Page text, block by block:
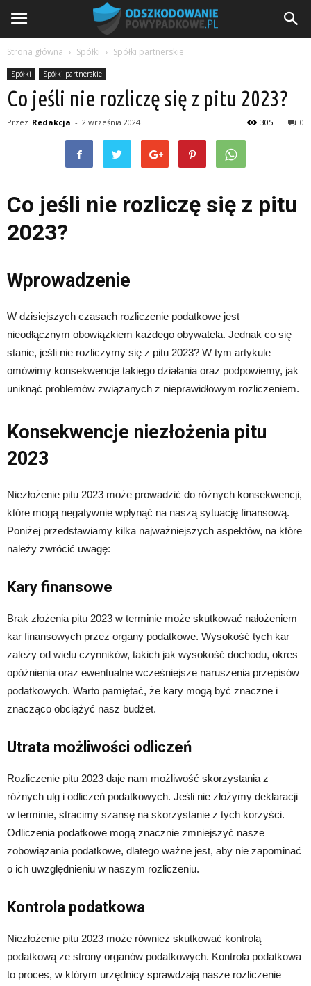
Strona główna Spółki Spółki partnerskie
Spółki Spółki partnerskie
Co jeśli nie rozliczę się z pitu 2023?
Przez Redakcja - 2 września 2024 0
305
Co jeśli nie rozliczę się z pitu
2023?
Wprowadzenie
W dzisiejszych czasach rozliczenie podatkowe jest
nieodłącznym obowiązkiem każdego obywatela. Jednak co się
stanie, jeśli nie rozliczymy się z pitu 2023? W tym artykule
omówimy konsekwencje takiego działania oraz podpowiemy, jak
uniknąć problemów związanych z nieprawidłowym rozliczeniem.
Konsekwencje niezłożenia pitu
2023
Niezłożenie pitu 2023 może prowadzić do różnych konsekwencji,
które mogą negatywnie wpłynąć na naszą sytuację finansową.
Poniżej przedstawiamy kilka najważniejszych aspektów, na które
należy zwrócić uwagę:
Kary finansowe
Brak złożenia pitu 2023 w terminie może skutkować nałożeniem
kar finansowych przez organy podatkowe. Wysokość tych kar
zależy od wielu czynników, takich jak wysokość dochodu, okres
opóźnienia oraz ewentualne wcześniejsze naruszenia przepisów
podatkowych. Warto pamiętać, że kary mogą być znaczne i
znacząco obciążyć nasz budżet.
Utrata możliwości odliczeń
Rozliczenie pitu 2023 daje nam możliwość skorzystania z
różnych ulg i odliczeń podatkowych. Jeśli nie złożymy deklaracji
w terminie, stracimy szansę na skorzystanie z tych korzyści.
Odliczenia podatkowe mogą znacznie zmniejszyć nasze
zobowiązania podatkowe, dlatego ważne jest, aby nie zapominać
o ich uwzględnieniu w naszym rozliczeniu.
Kontrola podatkowa
Niezłożenie pitu 2023 może również skutkować kontrolą
podatkową ze strony organów podatkowych. Kontrola podatkowa
to proces, w którym urzędnicy sprawdzają nasze rozliczenie